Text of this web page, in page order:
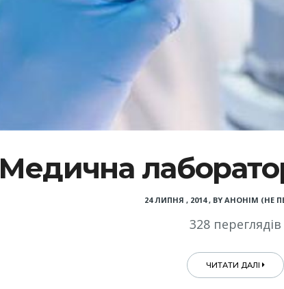
Медична
24 ЛИПНЯ , 2014, BY АНОНІМ (НЕ
328 переглядів
ЧИТАТИ ДАЛІ